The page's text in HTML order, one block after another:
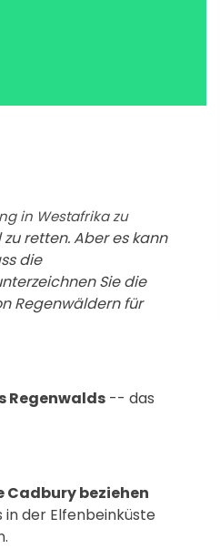
in Westafrika zu
retten. Aber es kann
die
Sie die
Regenwäldern für
Regenwalds -- das
Cadbury beziehen
der Elfenbeinküste